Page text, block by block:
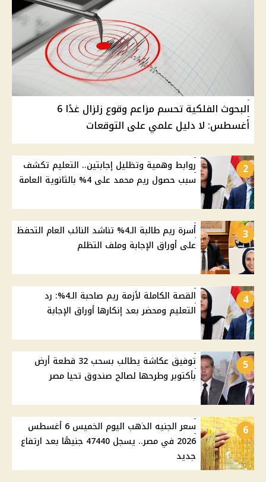
البحوث الفلكية تحسم مزاعم وقوع زلزال غدًا 6
أغسطس: لا دليل علمي على التوقعات
2
روابط وهمية وتظليل إجابتين.. التعليم تكشف
سبب حصول ريم محمد على 4% بالثانوية العامة
3
أسرة ريم طالبة الـ4% تناشد النائب العام التحفظ
على أوراق الإجابة وملف التظلم
4
القصة الكاملة لأزمة ريم صاحبة الـ4%: رد
التعليم ومحضر بعد إنكارها أوراق الإجابة
5
توفيق عكاشة يطالب بسحب 32 قطعة أرض
بأكتوبر وطرحها لصالح صندوق تحيا مصر
6
سعر الجنيه الذهب اليوم الخميس 6 أغسطس
2026 في مصر.. يسجل 47440 جنيهًا بعد ارتفاع
جديد